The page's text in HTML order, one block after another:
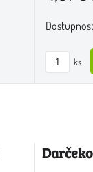
ks